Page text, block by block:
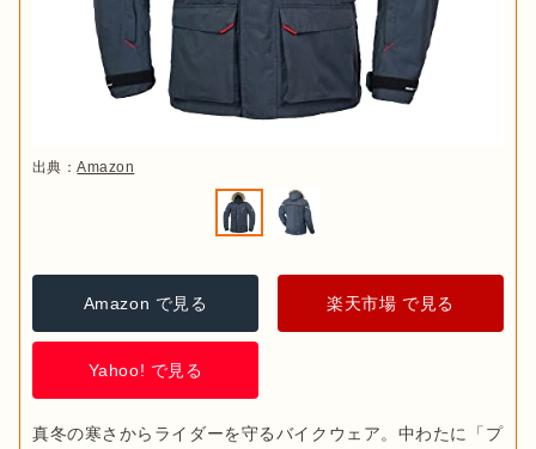
出典：Amazon
Amazon で見る 楽天市場 で見る
Yahoo! で見る
真冬の寒さからライダーを守るバイクウェア。中わたに「プ